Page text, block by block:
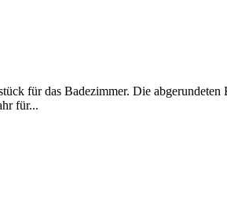
für das Badezimmer. Die
für...